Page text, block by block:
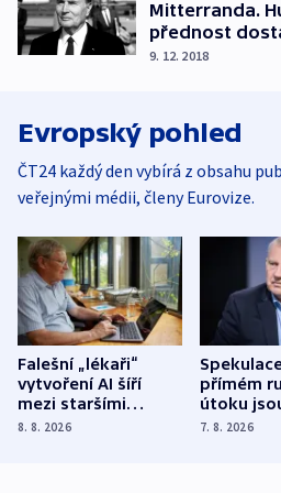
Mitterranda.
přednost
9. 12. 2018
Evropský pohled
ČT24 každý den vybírá z obsahu
veřejnými médii, členy Eurovize.
Falešní „lékaři“
vytvoření AI šíří
mezi staršími
Poláky nebezpečné
8. 8. 2026
přímém
útoku
míní
7. 8. 2026